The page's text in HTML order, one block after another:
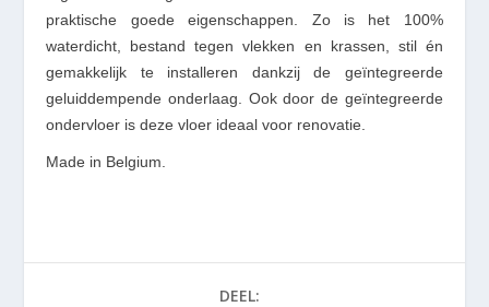
praktische goede eigenschappen. Zo is het 100%
waterdicht, bestand tegen vlekken en krassen, stil én
gemakkelijk te installeren dankzij de geïntegreerde
geluiddempende onderlaag. Ook door de geïntegreerde
ondervloer is deze vloer ideaal voor renovatie.
Made in Belgium.
DEEL: